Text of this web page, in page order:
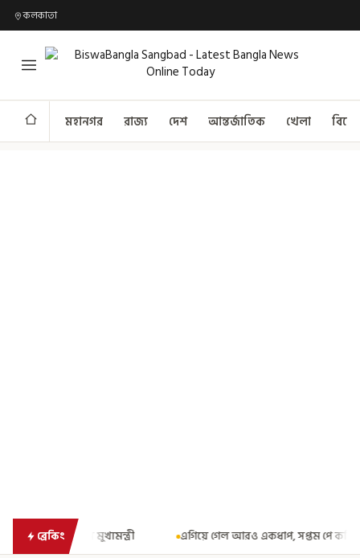
কলকাতা
মহানগর রাজ্য দেশ আন্তর্জাতিক খেলা
ব্রেকিং
এগিয়ে গেল আরও একধাপ, সপ্তম পে কমিশন গঠনের একাধিক শর্ত ঘোষণা